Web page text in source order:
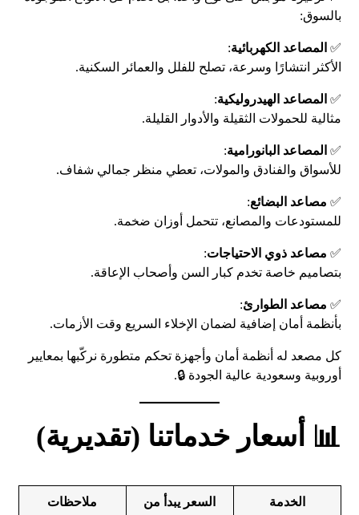
بالسوق:
✅ المصاعد الكهربائية:
الأكثر انتشارًا وسرعة، تصلح للفلل والعمائر السكنية.
✅ المصاعد الهيدروليكية:
مثالية للحمولات الثقيلة والأدوار القليلة.
✅ المصاعد البانورامية:
للأسواق والفنادق والمولات، تعطي منظر جمالي شفاف.
✅ مصاعد البضائع:
للمستودعات والمصانع، تتحمل أوزان ضخمة.
✅ مصاعد ذوي الاحتياجات:
بتصاميم خاصة تخدم كبار السن وأصحاب الإعاقة.
✅ مصاعد الطوارئ:
بأنظمة أمان إضافية لضمان الإخلاء السريع وقت الأزمات.
كل مصعد له أنظمة أمان وأجهزة تحكم متطورة نركّبها بمعايير
أوروبية وسعودية عالية الجودة 🔒.
📊 أسعار خدماتنا (تقديرية)
الخدمة السعر يبدأ من ملاحظات